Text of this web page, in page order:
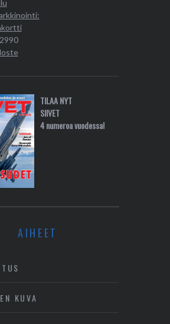
TILAA NYT
SIIVET
4 numeroa vuodessa!
AIHEET
KUVA